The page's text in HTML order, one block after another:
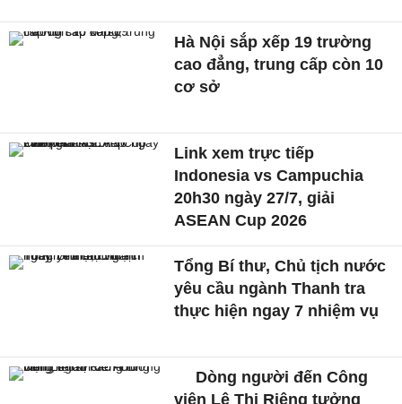
Hà Nội sắp xếp 19 trường
cao đẳng, trung cấp còn 10
cơ sở
Link xem trực tiếp
Indonesia vs Campuchia
20h30 ngày 27/7, giải
ASEAN Cup 2026
Tổng Bí thư, Chủ tịch nước
yêu cầu ngành Thanh tra
thực hiện ngay 7 nhiệm vụ
Dòng người đến Công
viên Lê Thị Riêng tưởng